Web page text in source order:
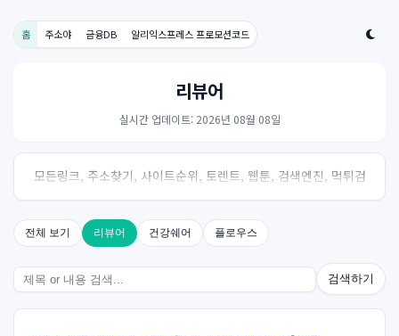
홈 주소야 금융DB 알리익스프레스 프로모션코드
리뷰어
실시간 업데이트: 2026년 08월 08일
모든링크, 주소찾기, 사이트순위, 토렌트, 웹툰, 검색엔진, 먹튀검
증, 스포츠, 드라마, 커뮤니티 링크사이트! 여기여
전체 보기 리뷰어 건강쉐어 플로우스
검색하기